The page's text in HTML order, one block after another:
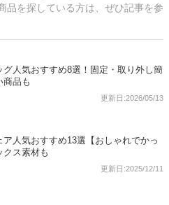
品を探している方は、ぜひ記事を参
人気おすすめ8選！固定・取り外し簡
商品も
更新日:2026/05/13
人気おすすめ13選【おしゃれでかっ
クス素材も
更新日:2025/12/11